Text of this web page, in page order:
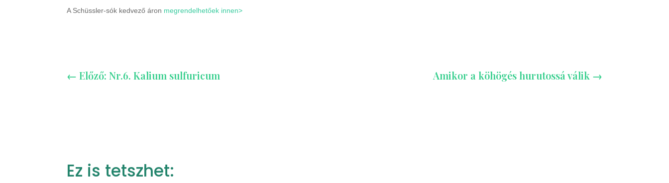
A Schüssler-sók kedvező áron megrendelhetőek innen>
←Előző: Nr.6. Kalium sulfuricum Amikor a köhögés hurutossá válik →
Ez is tetszhet: